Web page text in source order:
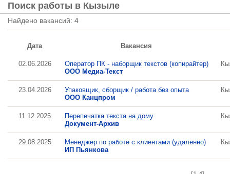
Поиск работы в Кызыле
Найдено вакансий: 4
Дата Вакансия
02.06.2026
Оператор ПК - наборщик текстов (копирайтер)
ООО Медиа-Текст
23.04.2026
Упаковщик, сборщик / работа без опыта
ООО Канцпром
11.12.2025
Перепечатка текста на дому
Документ-Архив
29.08.2025
Менеджер по работе с клиентами (удаленно)
ИП Пьянкова